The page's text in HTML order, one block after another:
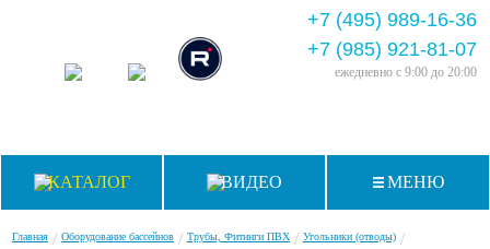
+7 (495) 989-16-36
+7 (985) 921-81-07
ежедневно с 9:00 до 20:00
КАТАЛОГ ВИДЕО МЕНЮ
Главная / Оборудование бассейнов / Трубы, Фитинги ПВХ / Угольники (отводы) /